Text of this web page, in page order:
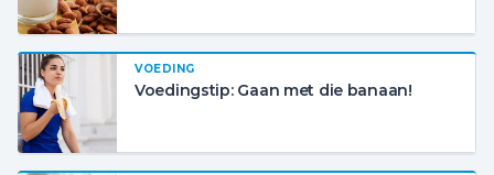
VOEDING
Voedingstip: Gaan met die banaan!